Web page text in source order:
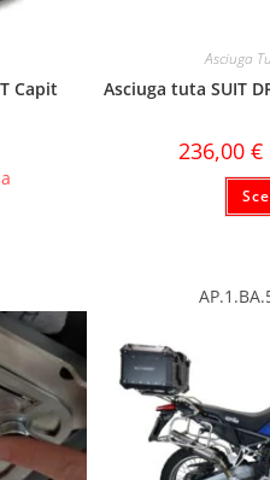
Capit
Asciuga
Asciuga tuta SUIT
236,00 €